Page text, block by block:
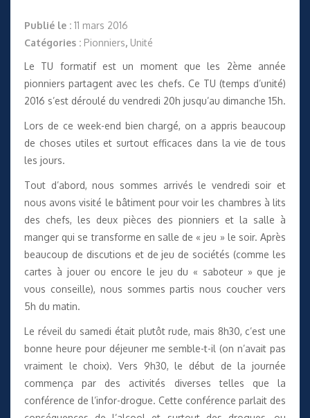
Publié le : 11 mars 2016
Catégories : Pionniers, Unité
Le TU formatif est un moment que les 2ème année
pionniers partagent avec les chefs. Ce TU (temps d’unité)
2016 s’est déroulé du vendredi 20h jusqu’au dimanche 15h.
Lors de ce week-end bien chargé, on a appris beaucoup
de choses utiles et surtout efficaces dans la vie de tous
les jours.
Tout d’abord, nous sommes arrivés le vendredi soir et
nous avons visité le bâtiment pour voir les chambres à lits
des chefs, les deux pièces des pionniers et la salle à
manger qui se transforme en salle de « jeu » le soir. Après
beaucoup de discutions et de jeu de sociétés (comme les
cartes à jouer ou encore le jeu du « saboteur » que je
vous conseille), nous sommes partis nous coucher vers
5h du matin.
Le réveil du samedi était plutôt rude, mais 8h30, c’est une
bonne heure pour déjeuner me semble-t-il (on n’avait pas
vraiment le choix). Vers 9h30, le début de la journée
commença par des activités diverses telles que la
conférence de l’infor-drogue. Cette conférence parlait des